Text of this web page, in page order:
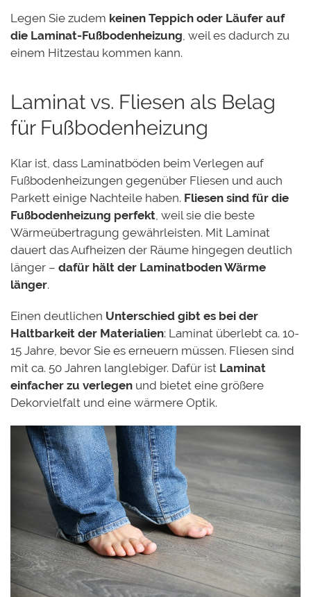
Legen Sie zudem keinen Teppich oder Läufer auf
die Laminat-Fußbodenheizung, weil es dadurch zu
einem Hitzestau kommen kann.
Laminat vs. Fliesen als Belag
für Fußbodenheizung
Klar ist, dass Laminatböden beim Verlegen auf
Fußbodenheizungen gegenüber Fliesen und auch
Parkett einige Nachteile haben. Fliesen sind für die
Fußbodenheizung perfekt, weil sie die beste
Wärmeübertragung gewährleisten. Mit Laminat
dauert das Aufheizen der Räume hingegen deutlich
länger – dafür hält der Laminatboden Wärme
länger.
Einen deutlichen Unterschied gibt es bei der
Haltbarkeit der Materialien: Laminat überlebt ca. 10-
15 Jahre, bevor Sie es erneuern müssen. Fliesen sind
mit ca. 50 Jahren langlebiger. Dafür ist Laminat
einfacher zu verlegen und bietet eine größere
Dekorvielfalt und eine wärmere Optik.